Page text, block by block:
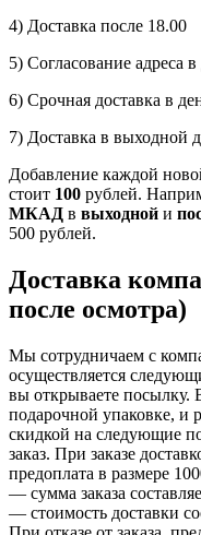
4) Доставка после 18.00
5) Согласование адреса
6) Срочная доставка в
7) Доставка в выходной
Добавление каждой
стоит 100 рублей.
МКАД в выходной и
500 рублей.
Доставка
после осмотра)
Мы сотрудничаем с
осуществляется
вы открываете посылку.
подарочной упаковке, и
скидкой на следующие
заказ. При заказе
предоплата в размере
— сумма заказа
— стоимость доставки